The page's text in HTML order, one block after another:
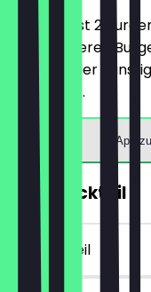
Du bestellst 2
einen teureren
werden), der
berechnet.
App
2für1 Cocktail
~8 € Vorteil